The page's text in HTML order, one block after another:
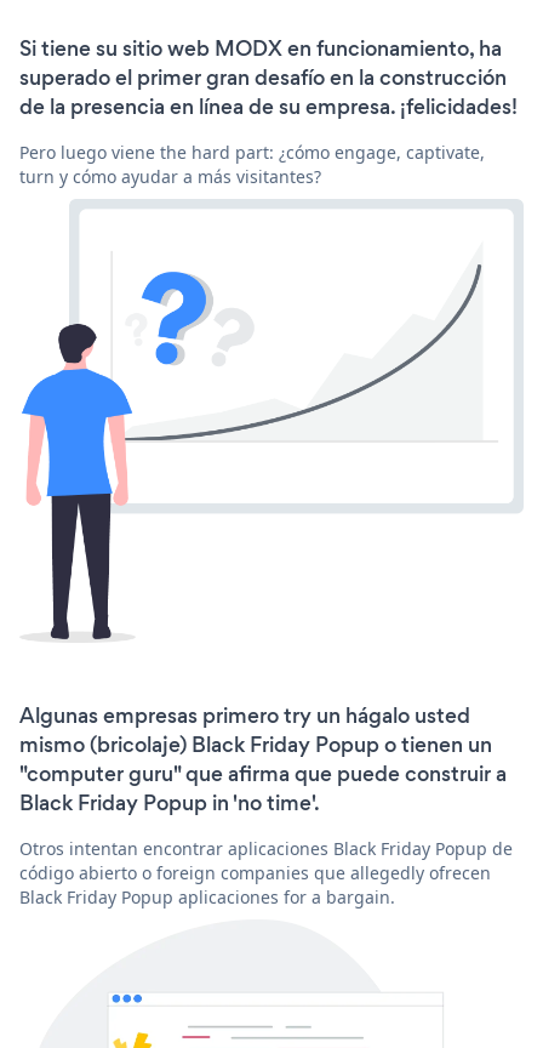
Si tiene su sitio web MODX en funcionamiento, ha
superado el primer gran desafío en la construcción
de la presencia en línea de su empresa. ¡felicidades!
Pero luego viene the hard part: ¿cómo engage, captivate,
turn y cómo ayudar a más visitantes?
Algunas empresas primero try un hágalo usted
mismo (bricolaje) Black Friday Popup o tienen un
"computer guru" que afirma que puede construir a
Black Friday Popup in 'no time'.
Otros intentan encontrar aplicaciones Black Friday Popup de
código abierto o foreign companies que allegedly ofrecen
Black Friday Popup aplicaciones for a bargain.